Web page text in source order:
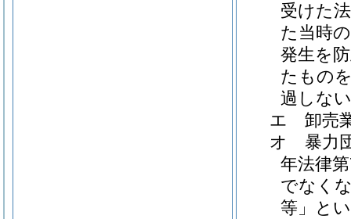
受けた
た当時
発生を
たもの
過しな
エ
卸売
オ
暴力
年法律
でなく
等」と